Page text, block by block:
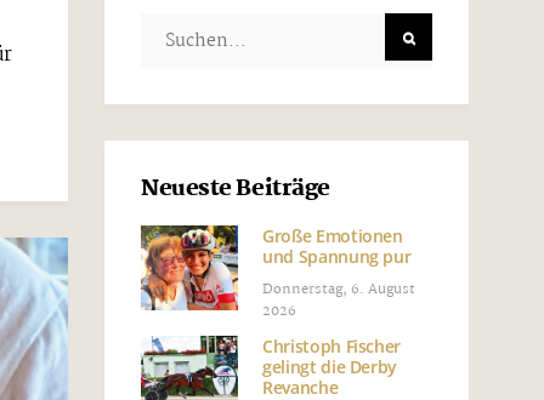
Neueste Beiträge
Große Emotionen
und Spannung pur
Donnerstag, 6. August
2026
Christoph Fischer
gelingt die Derby
Revanche